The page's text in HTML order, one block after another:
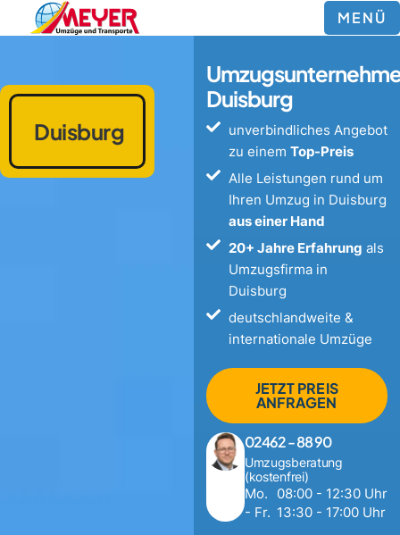
MENÜ
Duisburg
unverbindliches Angebot
zu einem Top-Preis
Alle Leistungen rund um
Ihren Umzug in Duisburg
aus einer Hand
20+ Jahre Erfahrung als
Umzugsfirma in
Duisburg
deutschlandweite &
internationale Umzüge
JETZT PREIS
ANFRAGEN
02462 - 88 90
Umzugsberatung
(kostenfrei)
Mo.
- Fr.
08:00 - 12:30 Uhr
13:30 - 17:00 Uhr
Duisburg